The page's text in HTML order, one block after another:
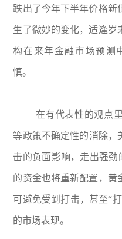
跌出了今年下半年价格新
生了微妙的变化，适逢岁
构在来年金融市场预测
慎。
在有代表性的观点里
等政策不确定性的消除，
击的负面影响，走出强
的资金也将重新配置，黄
可避免受到打击，甚至“
的市场表现。